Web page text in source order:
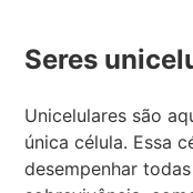
Seres
Unicelulares são
única célula. Essa
desempenhar